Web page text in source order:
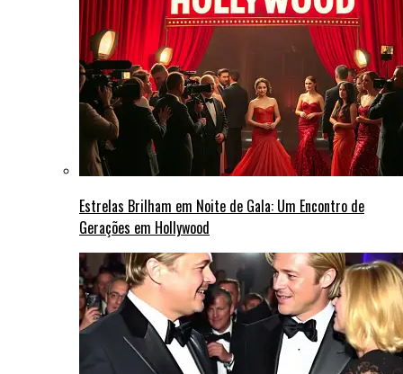
Estrelas Brilham em Noite de Gala: Um Encontro de
Gerações em Hollywood